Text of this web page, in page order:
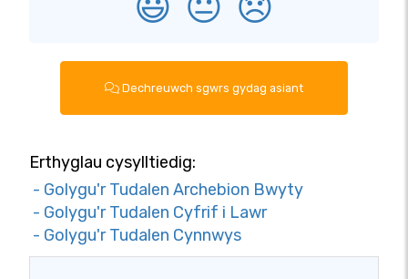
Dechreuwch sgwrs gydag asiant
Erthyglau cysylltiedig:
- Golygu'r Tudalen Archebion Bwyty
- Golygu'r Tudalen Cyfrif i Lawr
- Golygu'r Tudalen Cynnwys